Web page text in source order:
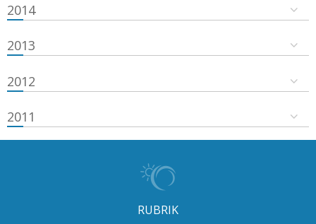
2014
2013
2012
2011
RUBRIK